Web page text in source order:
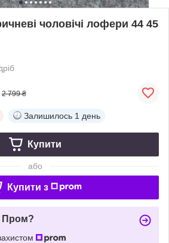
чоловічі лофери 44 45
2 799 ₴
Залишилось 1 день
Купити
або
Купити з
Пром?